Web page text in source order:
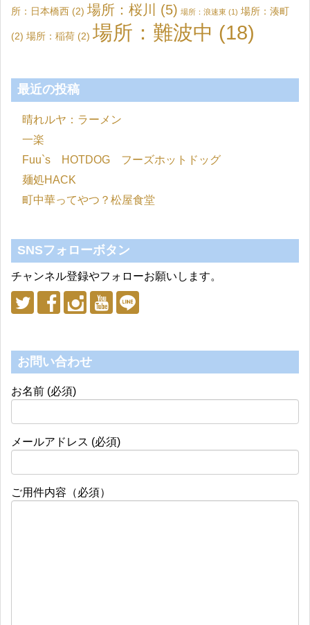
所：日本橋西 (2) 場所：桜川 (5) 場所：浪速東 (1) 場所：湊町
(2) 場所：稲荷 (2) 場所：難波中 (18)
最近の投稿
晴れルヤ：ラーメン
一楽
Fuu`s HOTDOG フーズホットドッグ
麺処HACK
町中華ってやつ？松屋食堂
SNSフォローボタン
チャンネル登録やフォローお願いします。
お問い合わせ
お名前 (必須)
メールアドレス (必須)
ご用件内容（必須）